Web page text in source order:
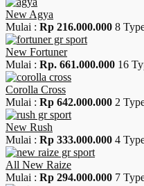
New Agya
Mulai : Rp 216.000.000 8
New Fortuner
Mulai : Rp. 661.000.000 16
Corolla Cross
Mulai : Rp 642.000.000 2
New Rush
Mulai : Rp 333.000.000 4
All New Raize
Mulai : Rp 294.000.000 7